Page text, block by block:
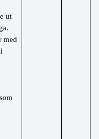
ut
med